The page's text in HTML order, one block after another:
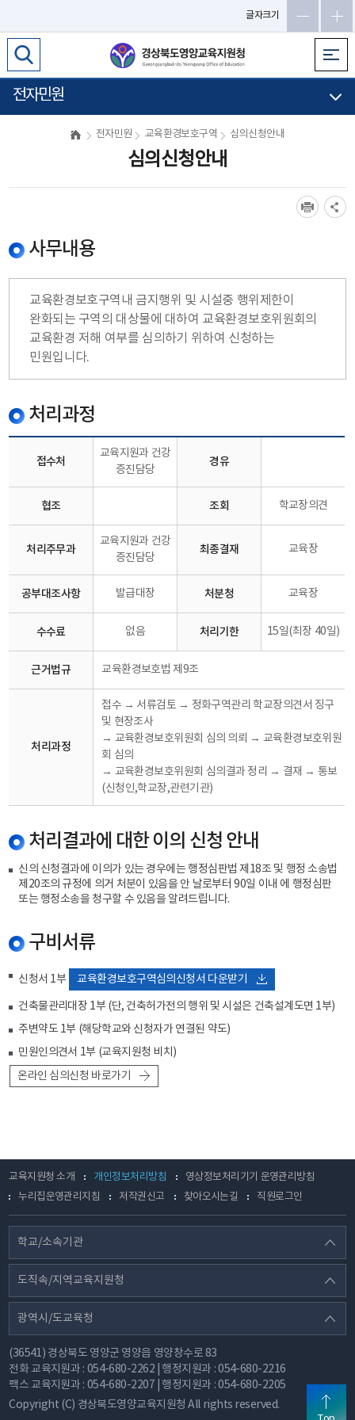
글자크기
인
전자민원
전자민원 교육환경보호구역 심의신청안내
심의신청안내
사무내용
교육환경보호구역내 금지행위 및 시설중 행위제한이
완화되는 구역의 대상물에 대하여 교육환경보호위원회의
교육환경 저해 여부를 심의하기 위하여 신청하는
민원입니다.
처리과정
접수처
교육지원과 건강
증진담당
경유
협조 조회 학교장의견
처리주무과
교육지원과 건강
증진담당
최종결재 교육장
공부대조사항 발급대장 처분청 교육장
수수료 없음 처리기한 15일(최장 40일)
근거법규 교육환경보호법 제9조
처리과정
접수 → 서류검토 → 정화구역관리 학교장의견서 징구
및 현장조사
→ 교육환경보호위원회 심의 의뢰 → 교육환경보호위원
회 심의
→ 교육환경보호위원회 심의결과 정리 → 결재 → 통보
(신청인,학교장,관련기관)
처리결과에 대한 이의 신청 안내
신의 신청결과에 이의가 있는 경우에는 행정심판법 제18조 및 행정 소송법
제20조의 규정에 의거 처분이 있음을 안 날로부터 90일 이내 에 행정심판
또는 행정소송을 청구할 수 있음을 알려드립니다.
구비서류
신청서 1부 교육환경보호구역심의신청서 다운받기
건축물관리대장 1부 (단, 건축허가전의 행위 및 시설은 건축설계도면 1부)
주변약도 1부 (해당학교와 신청자가 연결된 약도)
민원인의견서 1부 (교육지원청 비치)
온라인 심의신청 바로가기
교육지원청 소개 개인정보처리방침
영상정보처리기기 운영관리방침
누리집운영관리지침
저작권신고 찾아오시는길 직원로그인
학교/소속기관
도직속/지역교육지원청
광역시/도교육청
(36541) 경상북도 영양군 영양읍 영양창수로 83
전화교육지원과 : 054-680-2262 | 행정지원과 : 054-680-2216
팩스교육지원과 : 054-680-2207 | 행정지원과 : 054-680-2205
Copyright (C) 경상북도영양교육지원청 All rights reserved.